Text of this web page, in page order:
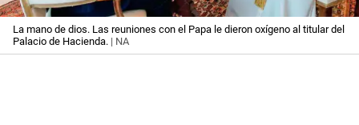
La mano de dios. Las reuniones con el Papa le dieron oxígeno al titular del
Palacio de Hacienda. | NA